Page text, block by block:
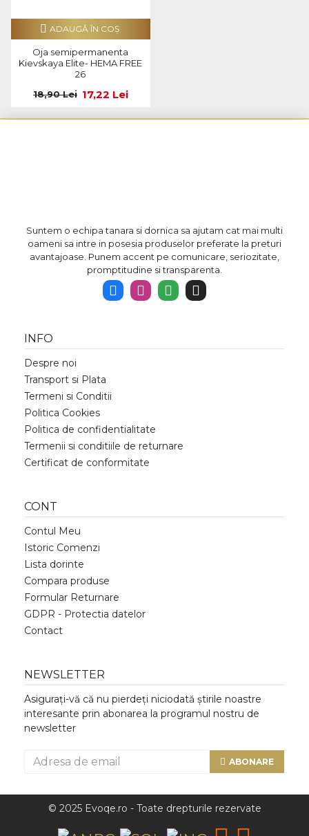
Oja semipermanenta
Kievskaya Elite- HEMA FREE
26
17,22 Lei
18,90 Lei
ADAUGĂ ÎN COŞ
Suntem o echipa tanara si dornica sa ajutam cat mai multi
oameni sa intre in posesia produselor preferate la preturi
avantajoase. Punem accent pe comunicare, seriozitate,
promptitudine si transparenta.
INFO
Despre noi
Transport si Plata
Termeni si Conditii
Politica Cookies
Politica de confidentialitate
Termenii si conditiile de returnare
Certificat de conformitate
CONT
Contul Meu
Istoric Comenzi
Lista dorinte
Compara produse
Formular Returnare
GDPR - Protectia datelor
Contact
NEWSLETTER
Asigurați-vă că nu pierdeți niciodată știrile noastre
interesante prin abonarea la programul nostru de
newsletter
ABONARE
© 2025 Evoqe.ro - Toate drepturile rezervate